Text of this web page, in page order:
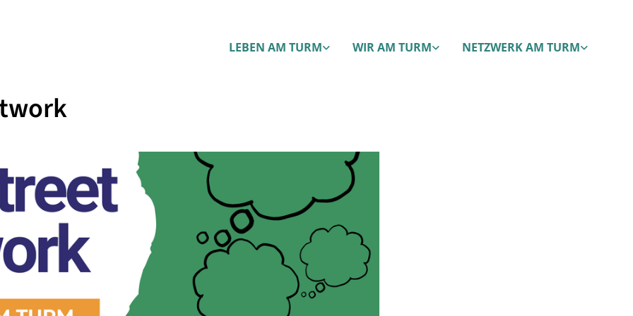
LEBEN AM TURM WIR AM TURM NETZWERK AM TURM